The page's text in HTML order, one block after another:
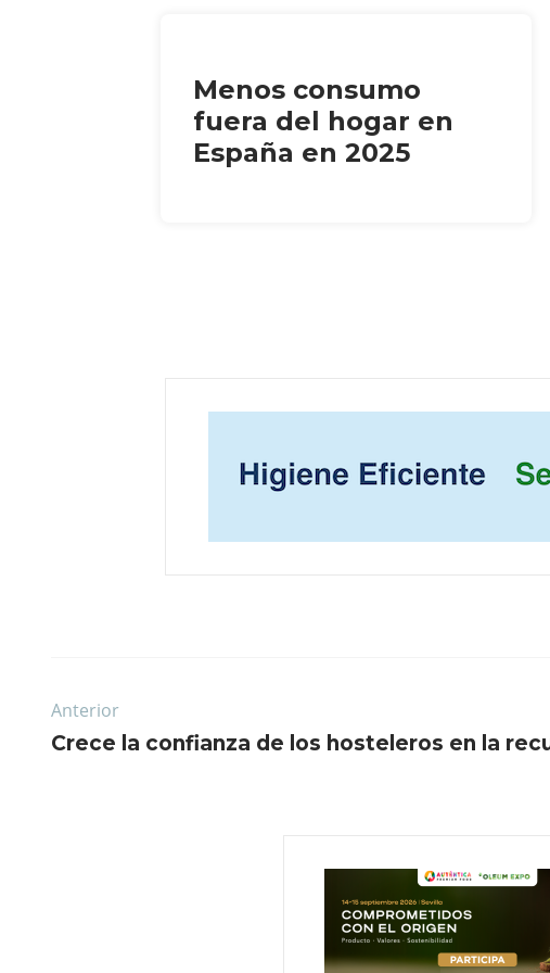
Menos consumo
fuera del hogar en
España en 2025
Anterior
Crece la confianza de los hosteleros en la